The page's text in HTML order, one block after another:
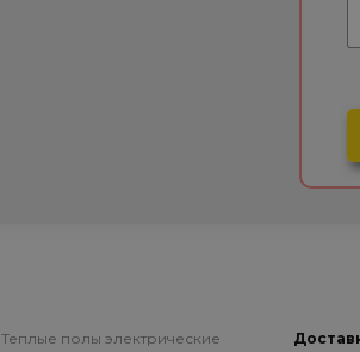
Теплые полы электрические